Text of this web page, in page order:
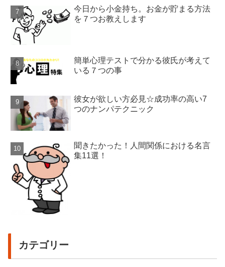
今日から小金持ち。お金が貯まる方法
を７つお教えします
簡単心理テストで分かる彼氏が考えて
いる７つの事
彼女が欲しい方必見☆成功率の高い7
つのナンパテクニック
聞きたかった！人間関係における名言
集11選！
カテゴリー